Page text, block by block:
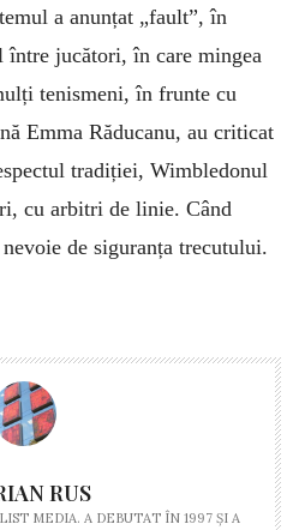
a anunțat „fault”, în
jucători, în care mingea
tenismeni, în frunte cu
Emma Răducanu, au criticat
tradiției, Wimbledonul
cu arbitri de linie. Când
de siguranța trecutului.
RUS
MEDIA. A DEBUTAT ÎN 1997 ŞI A